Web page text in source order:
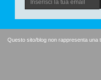
Questo sito/blog non rappresenta una